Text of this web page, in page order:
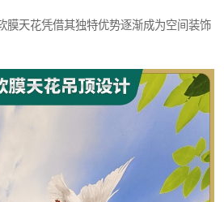
膜天花凭借其独特优势逐渐成为空间装饰